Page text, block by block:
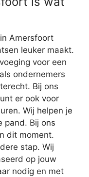
Amersfoort
leuker maakt.
voor een
ondernemers
Bij ons
er ook voor
Wij helpen je
pand. Bij ons
dit moment.
stap. Wij
op jouw
nodig en met